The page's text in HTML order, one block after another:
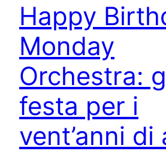
Happy
Monday
Orchestra:
festa per i
vent’anni